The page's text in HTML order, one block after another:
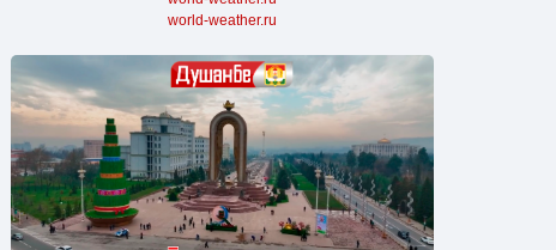
world-weather.ru